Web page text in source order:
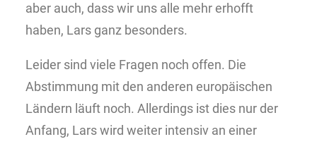
aber auch, dass wir uns alle mehr erhofft
haben, Lars ganz besonders.
Leider sind viele Fragen noch offen. Die
Abstimmung mit den anderen europäischen
Ländern läuft noch. Allerdings ist dies nur der
Anfang, Lars wird weiter intensiv an einer